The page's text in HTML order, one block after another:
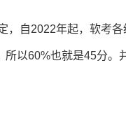
，自2022年起，软考
以60%也就是45分